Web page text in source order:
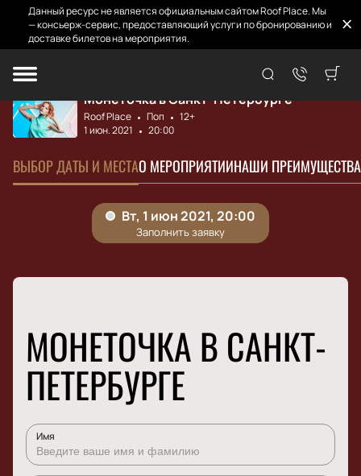
Данный ресурс не является официальным сайтом Roof Place. Мы
— консьерж-сервис, предоставляющий услуги по бронированию и
доставке билетов на мероприятия.
Главная
Монеточка в Санкт-Петербурге
Roof Place Поп
12+
1 июн. 2021
20:00
ВЫБОР ДАТЫ И МЕСТАО МЕРОПРИЯТИИНАШИ ПРЕИМУЩЕСТВА
МОНЕТОЧКА В САНКТ-
ПЕТЕРБУРГЕ
Имя